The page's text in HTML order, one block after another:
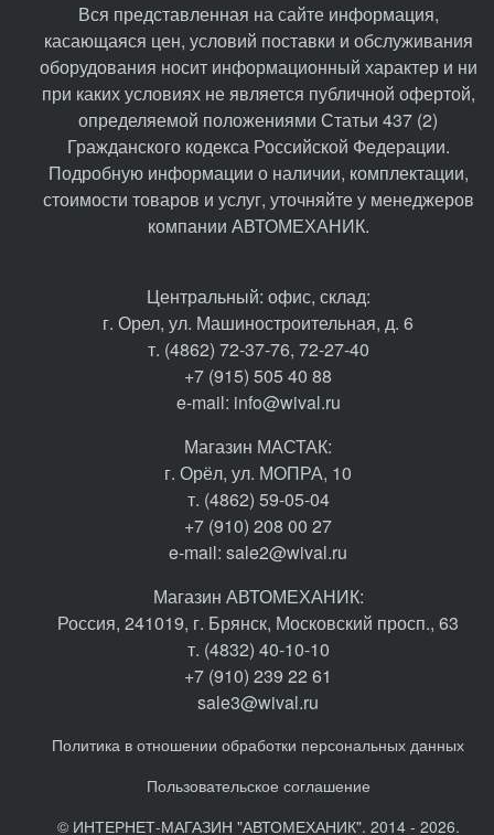
Вся представленная на сайте информация,
касающаяся цен, условий поставки и обслуживания
оборудования носит информационный характер и ни
при каких условиях не является публичной офертой,
определяемой положениями Статьи 437 (2)
Гражданского кодекса Российской Федерации.
Подробную информации о наличии, комплектации,
стоимости товаров и услуг, уточняйте у менеджеров
компании АВТОМЕХАНИК.
​Центральный: офис, склад:
г. Орел, ул. Машиностроительная, д. 6
т. (4862) 72-37-76, 72-27-40
+7 (915) 505 40 88
e-mail: info@wival.ru
Магазин МАСТАК:
г. Орёл, ул. МОПРА, 10
т. (4862) 59-05-04
+7 (910) 208 00 27
e-mail: sale2@wival.ru
Магазин АВТОМЕХАНИК:
Россия, 241019, г. Брянск, Московский просп., 63
т. (4832) 40-10-10
+7 (910) 239 22 61
sale3@wival.ru
Политика в отношении обработки персональных данных
Пользовательское соглашение
© ИНТЕРНЕТ-МАГАЗИН "АВТОМЕХАНИК". 2014 - 2026.